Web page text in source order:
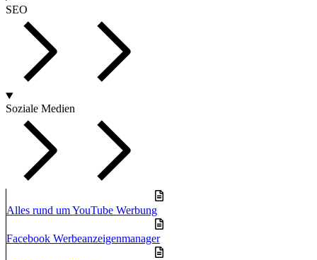
SEO
Soziale Medien
Alles rund um YouTube Werbung
Facebook Werbeanzeigenmanager